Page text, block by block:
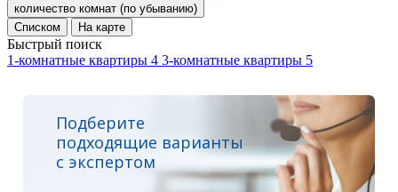
количество комнат (по убыванию)
Списком
На карте
Быстрый поиск
1-комнатные квартиры 4 3-комнатные квартиры 5
Подберите
подходящие варианты
с экспертом